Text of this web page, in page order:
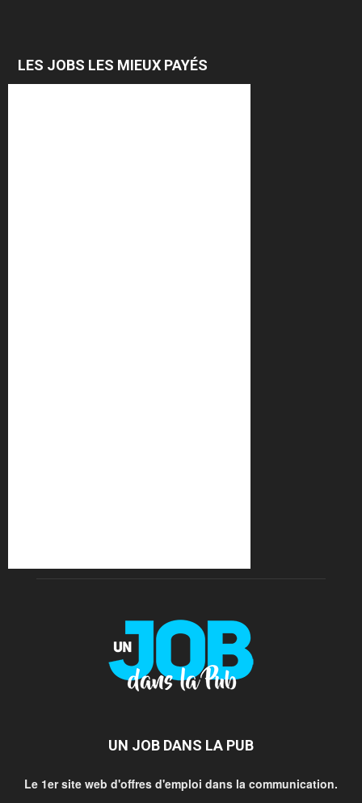
LES JOBS LES MIEUX PAYÉS
UN JOB DANS LA PUB
Le 1er site web d'offres d'emploi dans la communication.